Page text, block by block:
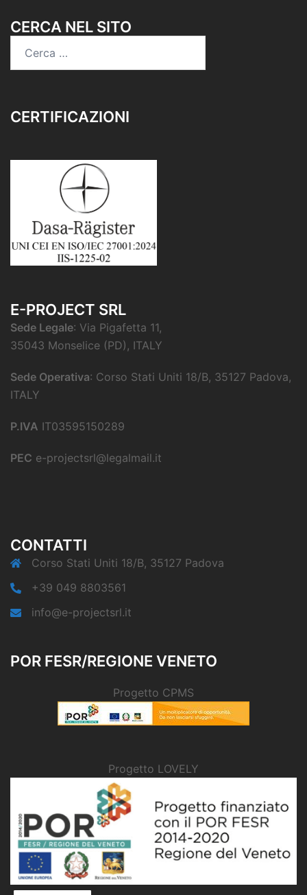
CERCA NEL SITO
CERTIFICAZIONI
E-PROJECT SRL
Sede Legale: Via Pigafetta 11,
35043 Monselice (PD), ITALY
Sede Operativa: Corso Stati Uniti 18/B, 35127 Padova,
ITALY
P.IVA IT03595150289
PEC e-projectsrl@legalmail.it
CONTATTI
Corso Stati Uniti 18/B, 35127 Padova
+39 049 8803561
info@e-projectsrl.it
POR FESR/REGIONE VENETO
Progetto CPMS
Progetto LOVELY